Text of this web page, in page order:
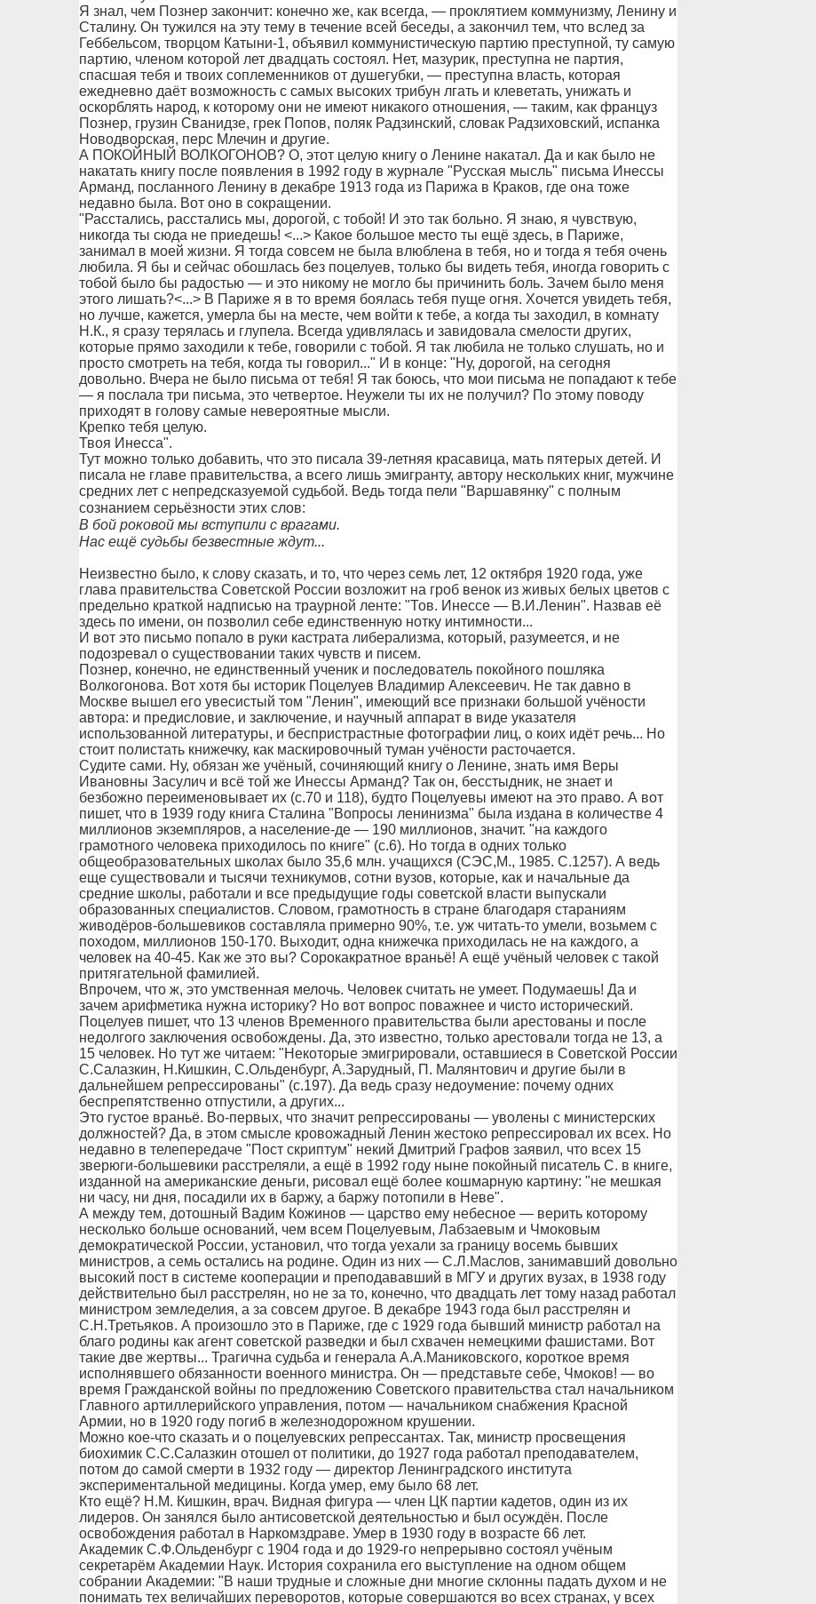
Я знал, чем Познер закончит: конечно же, как всегда, — проклятием коммунизму, Ленину и
Сталину. Он тужился на эту тему в течение всей беседы, а закончил тем, что вслед за
Геббельсом, творцом Катыни-1, объявил коммунистическую партию преступной, ту самую
партию, членом которой лет двадцать состоял. Нет, мазурик, преступна не партия,
спасшая тебя и твоих соплеменников от душегубки, — преступна власть, которая
ежедневно даёт возможность с самых высоких трибун лгать и клеветать, унижать и
оскорблять народ, к которому они не имеют никакого отношения, — таким, как француз
Познер, грузин Сванидзе, грек Попов, поляк Радзинский, словак Радзиховский, испанка
Новодворская, перс Млечин и другие.
А ПОКОЙНЫЙ ВОЛКОГОНОВ? О, этот целую книгу о Ленине накатал. Да и как было не
накатать книгу после появления в 1992 году в журнале "Русская мысль" письма Инессы
Арманд, посланного Ленину в декабре 1913 года из Парижа в Краков, где она тоже
недавно была. Вот оно в сокращении.
"Расстались, расстались мы, дорогой, с тобой! И это так больно. Я знаю, я чувствую,
никогда ты сюда не приедешь! <...> Какое большое место ты ещё здесь, в Париже,
занимал в моей жизни. Я тогда совсем не была влюблена в тебя, но и тогда я тебя очень
любила. Я бы и сейчас обошлась без поцелуев, только бы видеть тебя, иногда говорить с
тобой было бы радостью — и это никому не могло бы причинить боль. Зачем было меня
этого лишать?<...> В Париже я в то время боялась тебя пуще огня. Хочется увидеть тебя,
но лучше, кажется, умерла бы на месте, чем войти к тебе, а когда ты заходил, в комнату
Н.К., я сразу терялась и глупела. Всегда удивлялась и завидовала смелости других,
которые прямо заходили к тебе, говорили с тобой. Я так любила не только слушать, но и
просто смотреть на тебя, когда ты говорил..." И в конце: "Ну, дорогой, на сегодня
довольно. Вчера не было письма от тебя! Я так боюсь, что мои письма не попадают к тебе
— я послала три письма, это четвертое. Неужели ты их не получил? По этому поводу
приходят в голову самые невероятные мысли.
Крепко тебя целую.
Твоя Инесса".
Тут можно только добавить, что это писала 39-летняя красавица, мать пятерых детей. И
писала не главе правительства, а всего лишь эмигранту, автору нескольких книг, мужчине
средних лет с непредсказуемой судьбой. Ведь тогда пели "Варшавянку" с полным
сознанием серьёзности этих слов:
В бой роковой мы вступили с врагами.
Нас ещё судьбы безвестные ждут...
Неизвестно было, к слову сказать, и то, что через семь лет, 12 октября 1920 года, уже
глава правительства Советской России возложит на гроб венок из живых белых цветов с
предельно краткой надписью на траурной ленте: "Тов. Инессе — В.И.Ленин". Назвав её
здесь по имени, он позволил себе единственную нотку интимности...
И вот это письмо попало в руки кастрата либерализма, который, разумеется, и не
подозревал о существовании таких чувств и писем.
Познер, конечно, не единственный ученик и последователь покойного пошляка
Волкогонова. Вот хотя бы историк Поцелуев Владимир Алексеевич. Не так давно в
Москве вышел его увесистый том "Ленин", имеющий все признаки большой учёности
автора: и предисловие, и заключение, и научный аппарат в виде указателя
использованной литературы, и беспристрастные фотографии лиц, о коих идёт речь... Но
стоит полистать книжечку, как маскировочный туман учёности расточается.
Судите сами. Ну, обязан же учёный, сочиняющий книгу о Ленине, знать имя Веры
Ивановны Засулич и всё той же Инессы Арманд? Так он, бесстыдник, не знает и
безбожно переименовывает их (с.70 и 118), будто Поцелуевы имеют на это право. А вот
пишет, что в 1939 году книга Сталина "Вопросы ленинизма" была издана в количестве 4
миллионов экземпляров, а население-де — 190 миллионов, значит. "на каждого
грамотного человека приходилось по книге" (с.6). Но тогда в одних только
общеобразовательных школах было 35,6 млн. учащихся (СЭС,М., 1985. С.1257). А ведь
еще существовали и тысячи техникумов, сотни вузов, которые, как и начальные да
средние школы, работали и все предыдущие годы советской власти выпускали
образованных специалистов. Словом, грамотность в стране благодаря стараниям
живодёров-большевиков составляла примерно 90%, т.е. уж читать-то умели, возьмем с
походом, миллионов 150-170. Выходит, одна книжечка приходилась не на каждого, а
человек на 40-45. Как же это вы? Сорокакратное враньё! А ещё учёный человек с такой
притягательной фамилией.
Впрочем, что ж, это умственная мелочь. Человек считать не умеет. Подумаешь! Да и
зачем арифметика нужна историку? Но вот вопрос поважнее и чисто исторический.
Поцелуев пишет, что 13 членов Временного правительства были арестованы и после
недолгого заключения освобождены. Да, это известно, только арестовали тогда не 13, а
15 человек. Но тут же читаем: "Некоторые эмигрировали, оставшиеся в Советской России
С.Салазкин, Н.Кишкин, С.Ольденбург, А.Зарудный, П. Малянтович и другие были в
дальнейшем репрессированы" (с.197). Да ведь сразу недоумение: почему одних
беспрепятственно отпустили, а других...
Это густое враньё. Во-первых, что значит репрессированы — уволены с министерских
должностей? Да, в этом смысле кровожадный Ленин жестоко репрессировал их всех. Но
недавно в телепередаче "Пост скриптум" некий Дмитрий Графов заявил, что всех 15
зверюги-большевики расстреляли, а ещё в 1992 году ныне покойный писатель С. в книге,
изданной на американские деньги, рисовал ещё более кошмарную картину: "не мешкая
ни часу, ни дня, посадили их в баржу, а баржу потопили в Неве".
А между тем, дотошный Вадим Кожинов — царство ему небесное — верить которому
несколько больше оснований, чем всем Поцелуевым, Лабзаевым и Чмоковым
демократической России, установил, что тогда уехали за границу восемь бывших
министров, а семь остались на родине. Один из них — С.Л.Маслов, занимавший довольно
высокий пост в системе кооперации и преподававший в МГУ и других вузах, в 1938 году
действительно был расстрелян, но не за то, конечно, что двадцать лет тому назад работал
министром земледелия, а за совсем другое. В декабре 1943 года был расстрелян и
С.Н.Третьяков. А произошло это в Париже, где с 1929 года бывший министр работал на
благо родины как агент советской разведки и был схвачен немецкими фашистами. Вот
такие две жертвы... Трагична судьба и генерала А.А.Маниковского, короткое время
исполнявшего обязанности военного министра. Он — представьте себе, Чмоков! — во
время Гражданской войны по предложению Советского правительства стал начальником
Главного артиллерийского управления, потом — начальником снабжения Красной
Армии, но в 1920 году погиб в железнодорожном крушении.
Можно кое-что сказать и о поцелуевских репрессантах. Так, министр просвещения
биохимик С.С.Салазкин отошел от политики, до 1927 года работал преподавателем,
потом до самой смерти в 1932 году — директор Ленинградского института
экспериментальной медицины. Когда умер, ему было 68 лет.
Кто ещё? Н.М. Кишкин, врач. Видная фигура — член ЦК партии кадетов, один из их
лидеров. Он занялся было антисоветской деятельностью и был осуждён. После
освобождения работал в Наркомздраве. Умер в 1930 году в возрасте 66 лет.
Академик С.Ф.Ольденбург с 1904 года и до 1929-го непрерывно состоял учёным
секретарём Академии Наук. История сохранила его выступление на одном общем
собрании Академии: "В наши трудные и сложные дни многие склонны падать духом и не
понимать тех величайших переворотов, которые совершаются во всех странах, у всех